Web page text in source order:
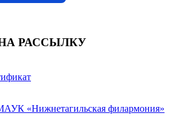
РАССЫЛКУ
«Нижнетагильская филармония»